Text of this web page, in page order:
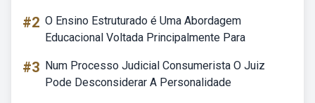
#2 O Ensino Estruturado é Uma Abordagem
Educacional Voltada Principalmente Para
#3 Num Processo Judicial Consumerista O Juiz
Pode Desconsiderar A Personalidade